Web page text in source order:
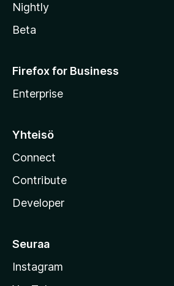
Nightly
Beta
Firefox for Business
Enterprise
Yhteisö
Connect
Contribute
Developer
Seuraa
Instagram